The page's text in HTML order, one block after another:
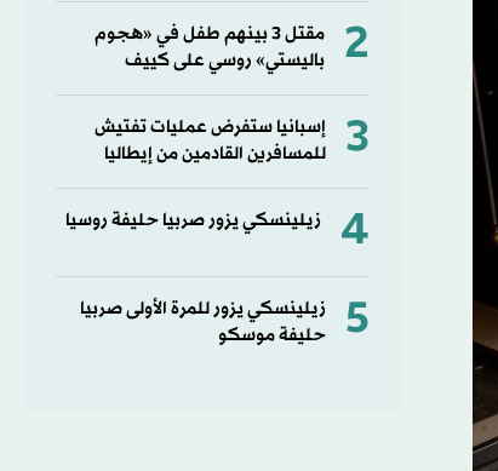
2
مقتل 3 بينهم طفل في «هجوم
باليستي» روسي على كييف
3
إسبانيا ستفرض عمليات تفتيش
للمسافرين القادمين من إيطاليا
4 زيلينسكي يزور صربيا حليفة روسيا
5
زيلينسكي يزور للمرة الأولى صربيا
حليفة موسكو